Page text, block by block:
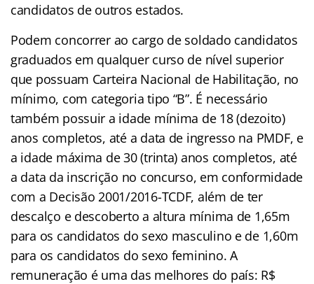
candidatos de outros estados.
Podem concorrer ao cargo de soldado candidatos
graduados em qualquer curso de nível superior
que possuam Carteira Nacional de Habilitação, no
mínimo, com categoria tipo “B”. É necessário
também possuir a idade mínima de 18 (dezoito)
anos completos, até a data de ingresso na PMDF, e
a idade máxima de 30 (trinta) anos completos, até
a data da inscrição no concurso, em conformidade
com a Decisão 2001/2016-TCDF, além de ter
descalço e descoberto a altura mínima de 1,65m
para os candidatos do sexo masculino e de 1,60m
para os candidatos do sexo feminino. A
remuneração é uma das melhores do país: R$